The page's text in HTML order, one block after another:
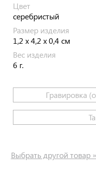
Цвет
серебристый
Размер изделия
1,2 х 4,2 х 0,4 см
Вес изделия
6 г.
Гравировка
Выбрать другой товар »